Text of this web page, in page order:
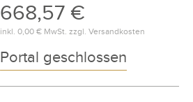
668,57 €
inkl. 0,00 €MwSt. zzgl. Versandkosten
Portal geschlossen